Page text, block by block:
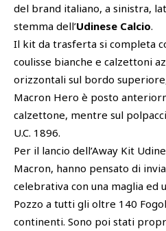
del brand italiano, a sinistra,
stemma dell’Udinese Calcio.
Il kit da trasferta si completa
coulisse bianche e calzettoni
orizzontali sul bordo
Macron Hero è posto
calzettone, mentre sul
U.C. 1896.
Per il lancio dell’Away Kit
Macron, hanno pensato di
celebrativa con una maglia ed
Pozzo a tutti gli oltre 140
continenti. Sono poi stati